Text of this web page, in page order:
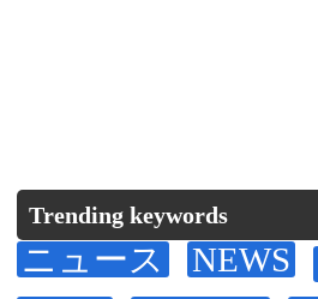
Trending keywords
ニュース NEWS